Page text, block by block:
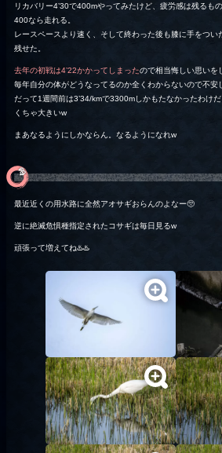
リカバリー4’30で400mやってみたけど、疲労感は残るも
400なら走れる。
レースペースより速く、そして終わった後も膝に手をつい
残せた。
去年の初戦は4’22かかってしまったので相当悔しい思いを
毎年自分の体がどうなってるのか全くわからないので不安
だって1週間前は3’34/kmで3300mしかもたなかったわけ
くちゃ大きいw
まあなるようにしかならん。なるようになれw
🦤
最近近くの用水路に全然アオサギおらんのよなー🥺
逆に絶滅危惧種指定されたコサギは毎日見るw
頑張って増えてね♨️♨️